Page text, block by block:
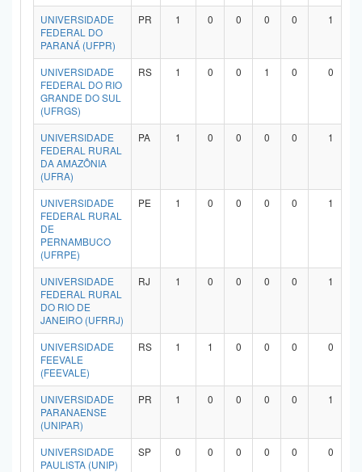
UNIVERSIDADE
FEDERAL DO
PARANÁ (UFPR)
PR 1 0 0 0 0 1
UNIVERSIDADE
FEDERAL DO RIO
GRANDE DO SUL
(UFRGS)
RS 1 0 0 1 0 0
UNIVERSIDADE
FEDERAL RURAL
DA AMAZÔNIA
(UFRA)
PA 1 0 0 0 0 1
UNIVERSIDADE
FEDERAL RURAL
DE
PERNAMBUCO
(UFRPE)
PE 1 0 0 0 0 1
UNIVERSIDADE
FEDERAL RURAL
DO RIO DE
JANEIRO (UFRRJ)
RJ 1 0 0 0 0 1
UNIVERSIDADE
FEEVALE
(FEEVALE)
RS 1 1 0 0 0 0
UNIVERSIDADE
PARANAENSE
(UNIPAR)
PR 1 0 0 0 0 1
UNIVERSIDADE
PAULISTA (UNIP)
SP 0 0 0 0 0 0